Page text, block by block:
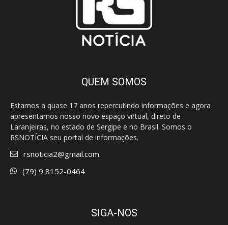
QUEM SOMOS
Estamos a quase 17 anos repercutindo informações e agora
apresentamos nosso novo espaço virtual, direto de
Laranjeiras, no estado de Sergipe e no Brasil. Somos o
RSNOTÍCIA seu portal de informações.
rsnoticia2@gmail.com
(79) 9 8152-0464
SIGA-NOS